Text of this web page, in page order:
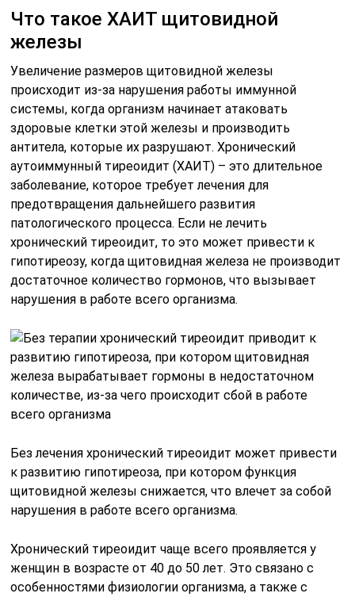
Что такое ХАИТ щитовидной
железы
Увеличение размеров щитовидной железы
происходит из-за нарушения работы иммунной
системы, когда организм начинает атаковать
здоровые клетки этой железы и производить
антитела, которые их разрушают. Хронический
аутоиммунный тиреоидит (ХАИТ) – это длительное
заболевание, которое требует лечения для
предотвращения дальнейшего развития
патологического процесса. Если не лечить
хронический тиреоидит, то это может привести к
гипотиреозу, когда щитовидная железа не производит
достаточное количество гормонов, что вызывает
нарушения в работе всего организма.
Без лечения хронический тиреоидит может привести
к развитию гипотиреоза, при котором функция
щитовидной железы снижается, что влечет за собой
нарушения в работе всего организма.
Хронический тиреоидит чаще всего проявляется у
женщин в возрасте от 40 до 50 лет. Это связано с
особенностями физиологии организма, а также с